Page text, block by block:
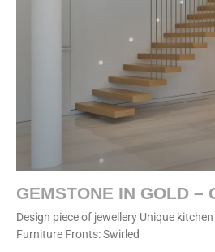
GEMSTONE IN GOLD
Design piece of jewellery Unique
Furniture Fronts: Swirled